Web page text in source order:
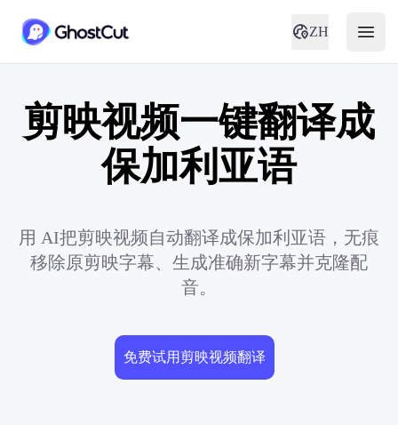
ZH
剪映视频一键翻译成
保加利亚语
用 AI把剪映视频自动翻译成保加利亚语，无痕
移除原剪映字幕、生成准确新字幕并克隆配
音。
免费试用剪映视频翻译